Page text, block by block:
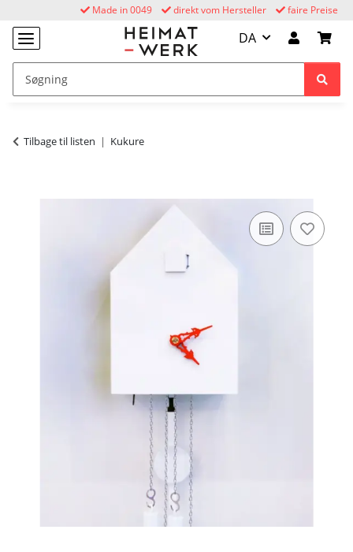
faire Preise
direkt vom Hersteller
Made in 0049
DA
Tilbage til listen Kukure